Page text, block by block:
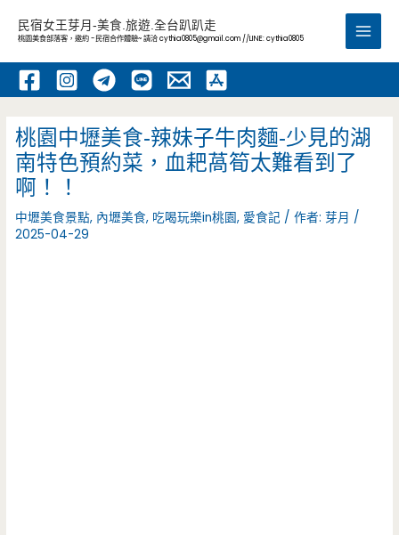
內
民宿女王芽月-美食.旅遊.全台趴趴走
桃園美食部落客，邀約 -民宿合作體驗~ 請洽cythia0805@gmail.com //LINE: cythia0805
Main
桃園中壢美食-辣妹子牛肉麵-少見的湖
南特色預約菜，血耙萵筍太難看到了
啊！！
中壢美食景點, 內壢美食, 吃喝玩樂in桃園, 愛食記 / 作者:芽月 /
2025-04-29